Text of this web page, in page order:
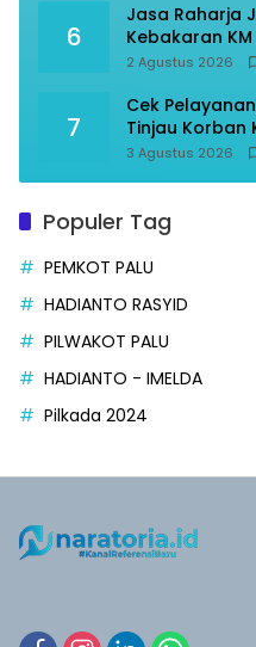
6
Jasa Raharja
Kebakaran
2 Agustus 2026
7
Cek
Tinjau Korban
Sentosa II
3 Agustus 2026
Populer Tag
PEMKOT PALU
HADIANTO RASYID
PILWAKOT PALU
HADIANTO - IMELDA
Pilkada 2024